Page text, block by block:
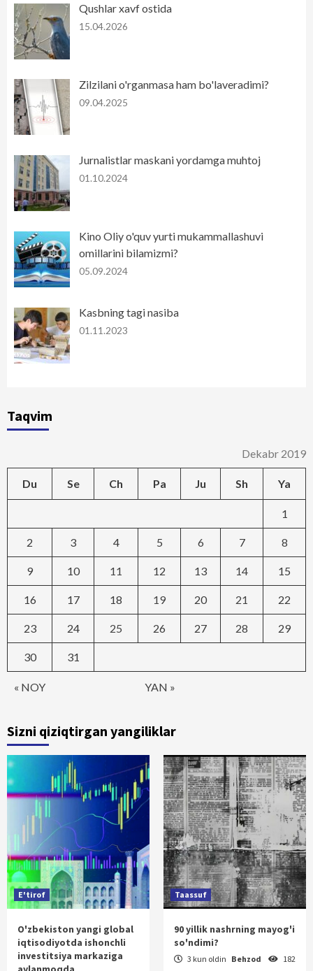
Qushlar xavf ostida
15.04.2026
Zilzilani o'rganmasa ham bo'laveradimi?
09.04.2025
Jurnalistlar maskani yordamga muhtoj
01.10.2024
Kino Oliy o'quv yurti mukammallashuvi
omillarini bilamizmi?
05.09.2024
Kasbning tagi nasiba
01.11.2023
Taqvim
Dekabr 2019
Du Se Ch Pa Ju Sh Ya
« NOY YAN »
1
2 3 4 5 6 7 8
9 10 11 12 13 14 15
16 17 18 19 20 21 22
23 24 25 26 27 28 29
30 31
Sizni qiziqtirgan yangiliklar
E'tirof
O'zbekiston yangi global
iqtisodiyotda ishonchli
investitsiya markaziga
Taassuf
90 yillik nashrning mayog'i
so'ndimi?
3 kun oldin Behzod 182